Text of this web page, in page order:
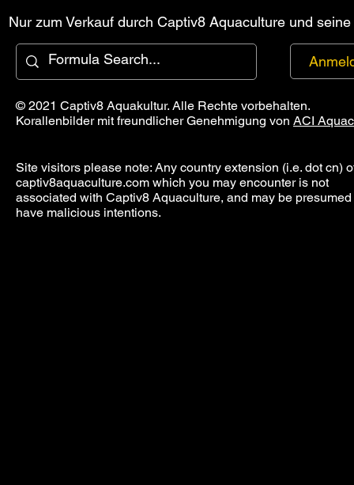
Nur zum Verkauf durch Captiv8 Aquaculture und
© 2021 Captiv8 Aquakultur. Alle Rechte vorbehalten.
Korallenbilder mit freundlicher Genehmigung von ACI
Site visitors please note: Any country extension (i.e. dot cn)
captiv8aquaculture.com which you may encounter is not
associated with Captiv8 Aquaculture, and may be presumed
have malicious intentions.